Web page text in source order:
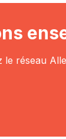
le réseau